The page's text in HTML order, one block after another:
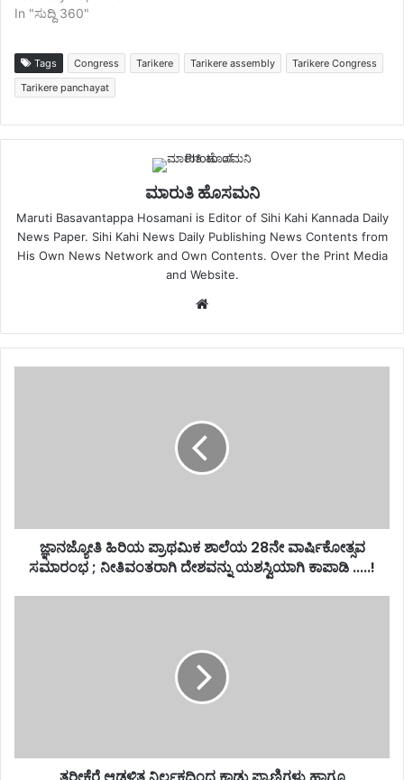
In "ಸುದ್ದಿ 360"
Tags Congress Tarikere Tarikere assembly
Tarikere Congress
Tarikere panchayat
ಮಾರುತಿ ಹೊಸಮನಿ
Maruti Basavantappa Hosamani is Editor of Sihi Kahi Kannada Daily
News Paper. Sihi Kahi News Daily Publishing News Contents from
His Own News Network and Own Contents. Over the Print Media
and Website.
Website
ಜ್ಞಾನಜ್ಯೋತಿ ಹಿರಿಯ ಪ್ರಾಥಮಿಕ ಶಾಲೆಯ 28ನೇ ವಾರ್ಷಿಕೋತ್ಸವ
ಸಮಾರಂಭ ; ನೀತಿವಂತರಾಗಿ ದೇಶವನ್ನು ಯಶಸ್ವಿಯಾಗಿ ಕಾಪಾಡಿ .....!